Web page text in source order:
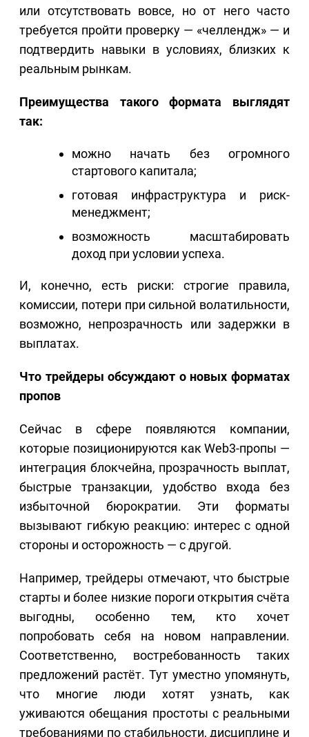
или отсутствовать вовсе, но от него часто
требуется пройти проверку — «челлендж» — и
подтвердить навыки в условиях, близких к
реальным рынкам.
Преимущества такого формата выглядят
так:
можно начать без огромного
стартового капитала;
готовая инфраструктура и риск-
менеджмент;
возможность масштабировать
доход при условии успеха.
И, конечно, есть риски: строгие правила,
комиссии, потери при сильной волатильности,
возможно, непрозрачность или задержки в
выплатах.
Что трейдеры обсуждают о новых форматах
пропов
Сейчас в сфере появляются компании,
которые позиционируются как Web3-пропы —
интеграция блокчейна, прозрачность выплат,
быстрые транзакции, удобство входа без
избыточной бюрократии. Эти форматы
вызывают гибкую реакцию: интерес с одной
стороны и осторожность — с другой.
Например, трейдеры отмечают, что быстрые
старты и более низкие пороги открытия счёта
выгодны, особенно тем, кто хочет
попробовать себя на новом направлении.
Соответственно, востребованность таких
предложений растёт. Тут уместно упомянуть,
что многие люди хотят узнать, как
уживаются обещания простоты с реальными
требованиями по стабильности, дисциплине и